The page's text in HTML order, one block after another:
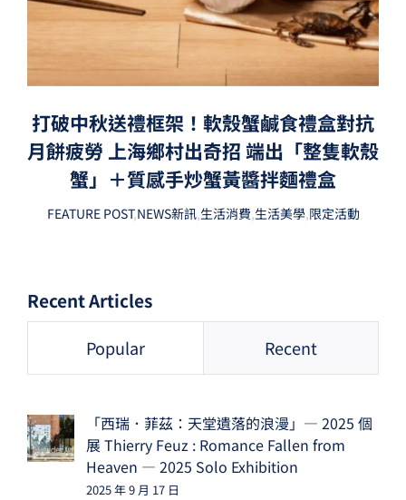
打破中秋送禮框架！軟殼蟹鹹食禮盒對抗
月餅疲勞 上海鄉村出奇招 端出「整隻軟殼
蟹」＋質感手炒蟹黃醬拌麵禮盒
FEATURE POST,NEWS新訊,生活消費,生活美學,限定活動
Recent Articles
Popular Recent
「西瑞．菲茲：天堂遺落的浪漫」— 2025 個
展 Thierry Feuz : Romance Fallen from
Heaven — 2025 Solo Exhibition
2025 年 9 月 17 日